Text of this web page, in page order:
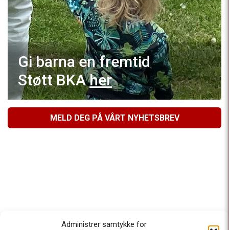
Administrer samtykke for
Gi barna en fremtid
Støtt BKAher
MELD DEG PÅ VÅRT NYHETSBREV